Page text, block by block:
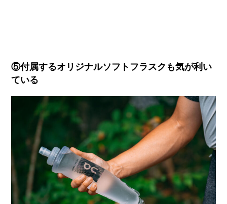
⑤付属するオリジナルソフトフラスクも気が利い
ている